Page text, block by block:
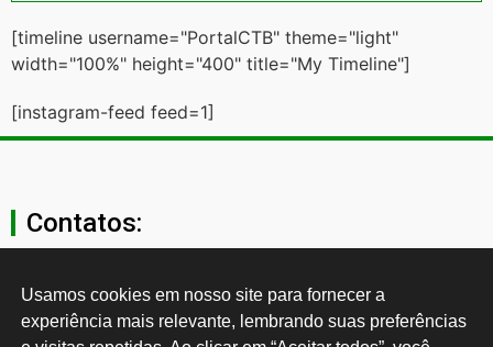
[timeline username="PortalCTB" theme="light"
width="100%" height="400" title="My Timeline"]
[instagram-feed feed=1]
Contatos:
secgeral@ctb.org.br
11 3874-0040
Usamos cookies em nosso site para fornecer a
experiência mais relevante, lembrando suas preferências